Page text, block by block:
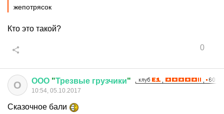
жепотрясок
Кто это такой?
0
О ООО "Трезвые грузчики"
10:54, 05.10.2017
Сказочное бали